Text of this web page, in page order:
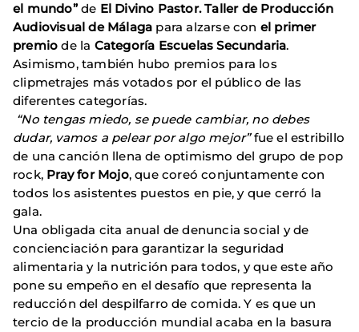
el mundo”de El Divino Pastor. Taller de Producción
Audiovisual de Málaga para alzarse con el primer
premio de la Categoría Escuelas Secundaria.
Asimismo, también hubo premios para los
clipmetrajes más votados por el público de las
diferentes categorías.
“No tengas miedo, se puede cambiar, no debes
dudar, vamos a pelear por algo mejor”fue el estribillo
de una canción llena de optimismo del grupo de pop
rock, Pray for Mojo, que coreó conjuntamente con
todos los asistentes puestos en pie, y que cerró la
gala.
Una obligada cita anual de denuncia social y de
concienciación para garantizar la seguridad
alimentaria y la nutrición para todos, y que este año
pone su empeño en el desafío que representa la
reducción del despilfarro de comida. Y es que un
tercio de la producción mundial acaba en la basura